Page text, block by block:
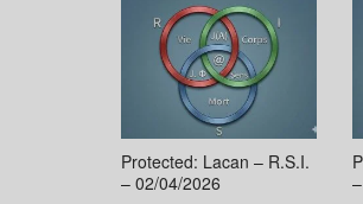
Protected: Lacan – R.S.I.
– 02/04/2026